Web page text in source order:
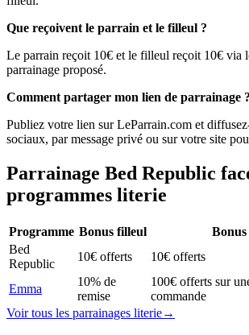
Que reçoivent le parrain et le filleul ?
Le parrain reçoit 10€ et le filleul reçoit 10€ via
parrainage proposé.
Comment partager mon lien de parrainage ?
Publiez votre lien sur LeParrain.com et
sociaux, par message privé ou sur votre site
Parrainage Bed Republic
programmes literie
Programme Bonus filleul
Bed
Republic
10€ offerts 10€ offerts
Emma
10% de
remise
100€ offerts sur
commande
Voir tous les parrainages literie→